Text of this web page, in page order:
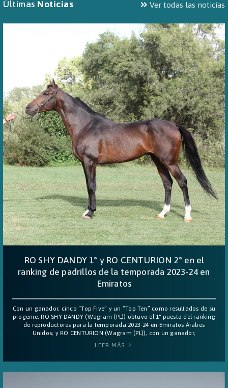
CONTACTO
Últimas Noticias Ver todas las noticias
RO SHY DANDY 1° y RO CENTURION 2° en el
ranking de padrillos de la temporada 2023-24 en
Emiratos
Con un ganador, cinco “Top Five” y un “Top Ten” como resultados de su
progenie, RO SHY DANDY (Wagram (PL)) obtuvo el 1° puesto del ranking
de reproductores para la temporada 2023-24 en Emiratos Árabes
Unidos; y RO CENTURION (Wagram (PL)), con un ganador,
LEER MÁS